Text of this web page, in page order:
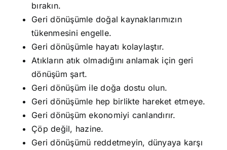
bırakın.
Geri dönüşümle doğal kaynaklarımızın
tükenmesini engelle.
Geri dönüşümle hayatı kolaylaştır.
Atıkların atık olmadığını anlamak için geri
dönüşüm şart.
Geri dönüşüm ile doğa dostu olun.
Geri dönüşümle hep birlikte hareket etmeye.
Geri dönüşüm ekonomiyi canlandırır.
Çöp değil, hazine.
Geri dönüşümü reddetmeyin, dünyaya karşı